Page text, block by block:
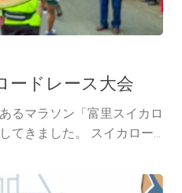
ードレース大会
るマラソン「富里スイカロ
てきました。 スイカロー...